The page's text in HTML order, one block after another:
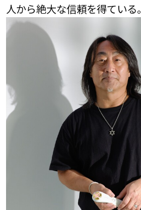
人から絶大な信頼を得ている。